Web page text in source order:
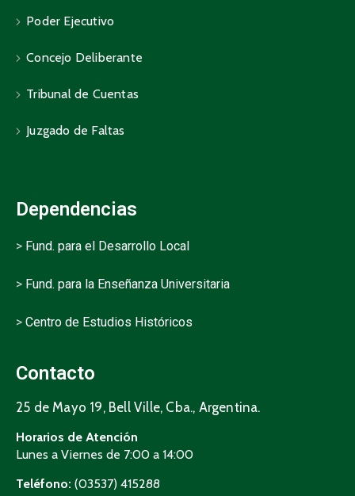
Poder Ejecutivo
Concejo Deliberante
Tribunal de Cuentas
Juzgado de Faltas
Dependencias
> Fund. para el Desarrollo Local
> Fund. para la Enseñanza Universitaria
> Centro de Estudios Históricos
Contacto
25 de Mayo 19, Bell Ville, Cba., Argentina.
Horarios de Atención
Lunes a Viernes de 7:00 a 14:00
Teléfono: (03537) 415288